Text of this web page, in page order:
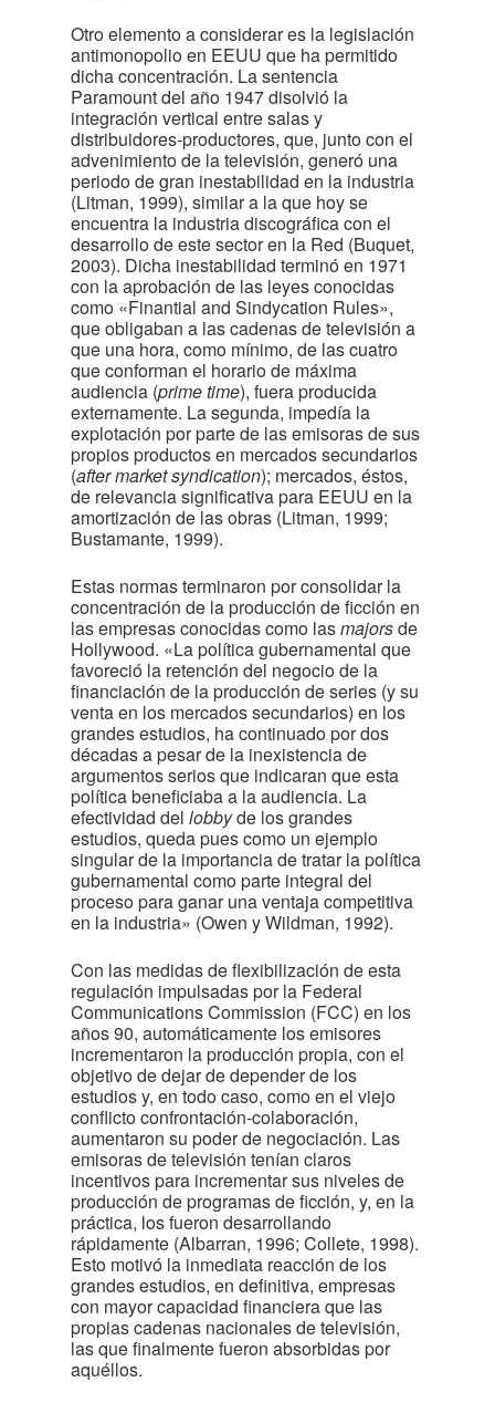
Otro elemento a considerar es la legislación
antimonopolio en EEUU que ha permitido
dicha concentración. La sentencia
Paramount del año 1947 disolvió la
integración vertical entre salas y
distribuidores-productores, que, junto con el
advenimiento de la televisión, generó una
periodo de gran inestabilidad en la industria
(Litman, 1999), similar a la que hoy se
encuentra la industria discográfica con el
desarrollo de este sector en la Red (Buquet,
2003). Dicha inestabilidad terminó en 1971
con la aprobación de las leyes conocidas
como «Finantial and Sindycation Rules»,
que obligaban a las cadenas de televisión a
que una hora, como mínimo, de las cuatro
que conforman el horario de máxima
audiencia (prime time), fuera producida
externamente. La segunda, impedía la
explotación por parte de las emisoras de sus
propios productos en mercados secundarios
(after market syndication); mercados, éstos,
de relevancia significativa para EEUU en la
amortización de las obras (Litman, 1999;
Bustamante, 1999).
Estas normas terminaron por consolidar la
concentración de la producción de ficción en
las empresas conocidas como lasmajorsde
Hollywood. «La política gubernamental que
favoreció la retención del negocio de la
financiación de la producción de series (y su
venta en los mercados secundarios) en los
grandes estudios, ha continuado por dos
décadas a pesar de la inexistencia de
argumentos serios que indicaran que esta
política beneficiaba a la audiencia. La
efectividad del lobbyde los grandes
estudios, queda pues como un ejemplo
singular de la importancia de tratar la política
gubernamental como parte integral del
proceso para ganar una ventaja competitiva
en la industria» (Owen y Wildman, 1992).
Con las medidas de flexibilización de esta
regulación impulsadas por la Federal
Communications Commission (FCC) en los
años 90, automáticamente los emisores
incrementaron la producción propia, con el
objetivo de dejar de depender de los
estudios y, en todo caso, como en el viejo
conflicto confrontación-colaboración,
aumentaron su poder de negociación. Las
emisoras de televisión tenían claros
incentivos para incrementar sus niveles de
producción de programas de ficción, y, en la
práctica, los fueron desarrollando
rápidamente (Albarran, 1996; Collete, 1998).
Esto motivó la inmediata reacción de los
grandes estudios, en definitiva, empresas
con mayor capacidad financiera que las
propias cadenas nacionales de televisión,
las que finalmente fueron absorbidas por
aquéllos.